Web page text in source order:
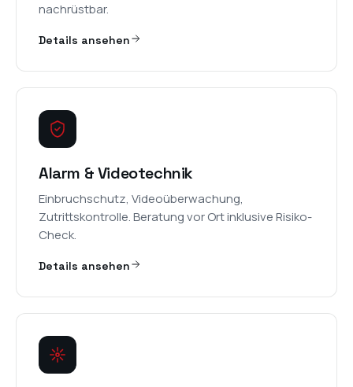
nachrüstbar.
Details ansehen
Alarm & Videotechnik
Einbruchschutz, Videoüberwachung,
Zutrittskontrolle. Beratung vor Ort inklusive Risiko-
Check.
Details ansehen